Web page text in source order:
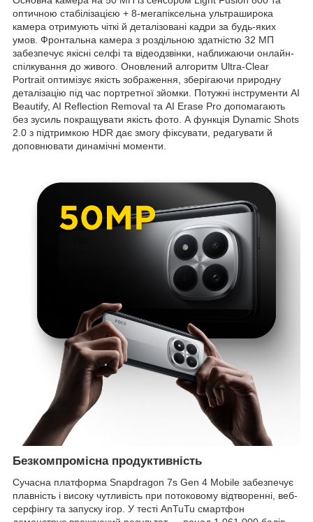
оптичною стабілізацією + 8-мегапіксельна ультраширока
камера отримують чіткі й деталізовані кадри за будь-яких
умов. Фронтальна камера з роздільною здатністю 32 МП
забезпечує якісні селфі та відеодзвінки, наближаючи онлайн-
спілкування до живого. Оновлений алгоритм Ultra-Clear
Portrait оптимізує якість зображення, зберігаючи природну
деталізацію під час портретної зйомки. Потужні інструменти AI
Beautify, AI Reflection Removal та AI Erase Pro допомагають
без зусиль покращувати якість фото. А функція Dynamic Shots
2.0 з підтримкою HDR дає змогу фіксувати, редагувати й
доповнювати динамічні моменти.
Безкомпромісна продуктивність
Сучасна платформа Snapdragon 7s Gen 4 Mobile забезпечує
плавність і високу чутливість при потоковому відтворенні, веб-
серфінгу та запуску ігор. У тесті AnTuTu смартфон